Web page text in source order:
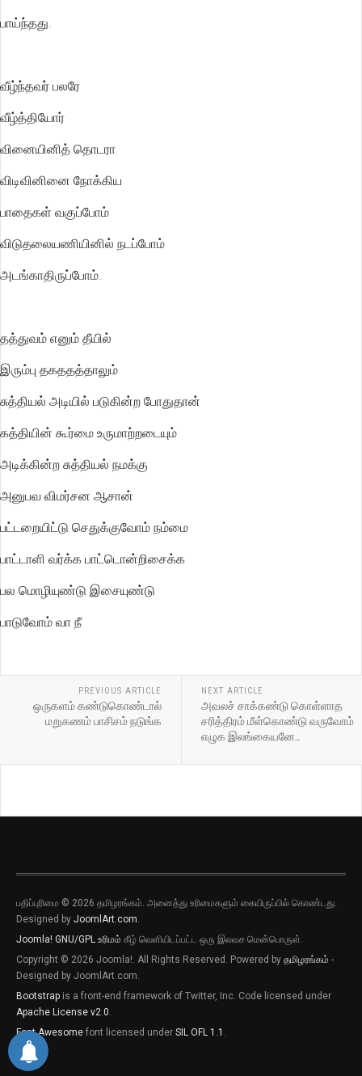
பாய்ந்தது.
வீழ்ந்தவர் பலரே
வீழ்த்தியோர்
வினையினித் தொடரா
விடிவினினை நோக்கிய
பாதைகள் வகுப்போம்
விடுதலையணியினில் நடப்போம்
அடங்காதிருப்போம்.
தத்துவம் எனும் தீயில்
இரும்பு தகததத்தாலும்
சுத்தியல் அடியில் படுகின்ற போதுதான்
கத்தியின் கூர்மை உருமாற்றடையும்
அடிக்கின்ற சுத்தியல் நமக்கு
அனுபவ விமர்சன ஆசான்
பட்டறையிட்டு செதுக்குவோம் நம்மை
பாட்டாளி வர்க்க பாட்டொன்றிசைக்க
பல மொழியுண்டு இசையுண்டு
பாடுவோம் வா நீ
PREVIOUS ARTICLE
ஒருகளம் கண்டுகொண்டால்
மறுகணம் பாசிசம் நடுங்க
NEXT ARTICLE
அவலச் சாக்கண்டு கொள்ளாத
சரித்திரம் மீள்கொண்டு வருவோம்
எழுக இலங்கையனே..
பதிப்புரிமை © 2026 தமிழரங்கம். அனைத்து உரிமைகளும் கையிருப்பில் கொண்டது.
Designed by JoomlArt.com.
Joomla! GNU/GPL உரிமம் கீழ் வெளியிடப்பட்ட ஒரு இலவச மென்பொருள்.
Copyright © 2026 Joomla!. All Rights Reserved. Powered by தமிழரங்கம் -
Designed by JoomlArt.com.
Bootstrap is a front-end framework of Twitter, Inc. Code licensed under
Apache License v2.0.
Font Awesome font licensed under SIL OFL 1.1 .